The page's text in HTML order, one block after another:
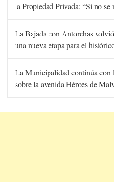
la Propiedad Privada: “Si no se
La Bajada con Antorchas
una nueva etapa para el
La Municipalidad continúa con
sobre la avenida Héroes de